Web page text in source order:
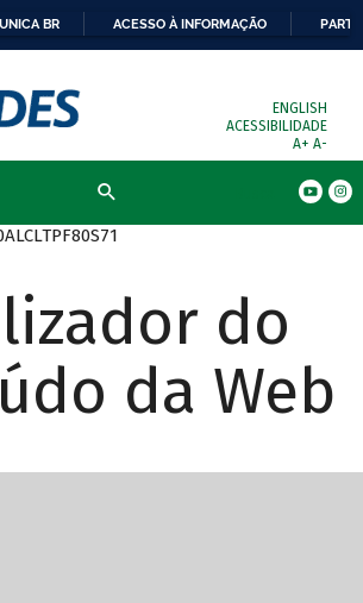
BR ACESSO À INFORMAÇÃO
ENGLISH
ACESSIBILIDADE
A+ A-
do
da Web